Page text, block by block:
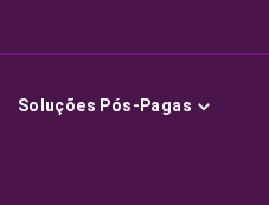
Soluções Pós-Pagas